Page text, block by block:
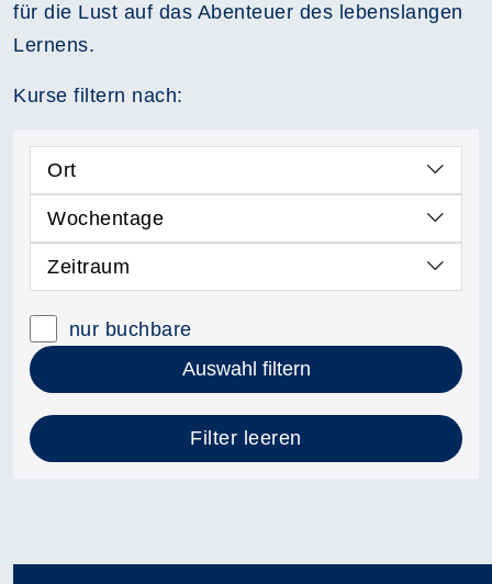
für die Lust auf das Abenteuer des lebenslangen
Lernens.
Kurse filtern nach:
Ort
Wochentage
Zeitraum
nur buchbare
Auswahl filtern
Filter leeren